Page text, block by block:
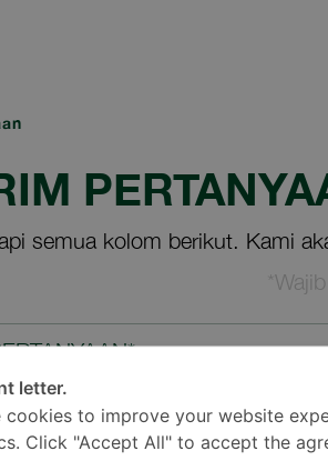
semua kolom berikut. Kami
letter.
cookies to improve your website
Click "Accept All" to accept the